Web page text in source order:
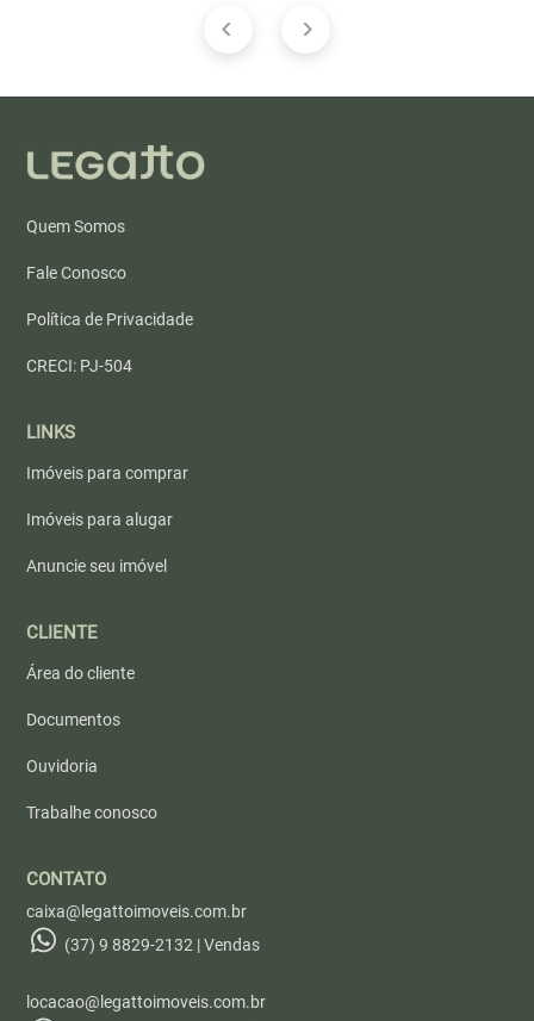
Quem Somos
Fale Conosco
Política de Privacidade
CRECI: PJ-504
LINKS
Imóveis para comprar
Imóveis para alugar
Anuncie seu imóvel
CLIENTE
Área do cliente
Documentos
Ouvidoria
Trabalhe conosco
CONTATO
caixa@legattoimoveis.com.br
(37) 9 8829-2132 | Vendas
locacao@legattoimoveis.com.br